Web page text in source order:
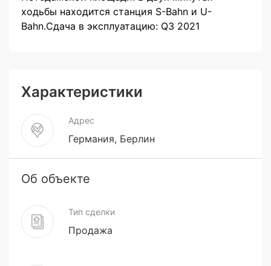
ходьбы находится станция S-Bahn и U-
Bahn.Сдача в эксплуатацию: Q3 2021
Характеристики
Адрес
Германия, Берлин
Об объекте
Тип сделки
Продажа